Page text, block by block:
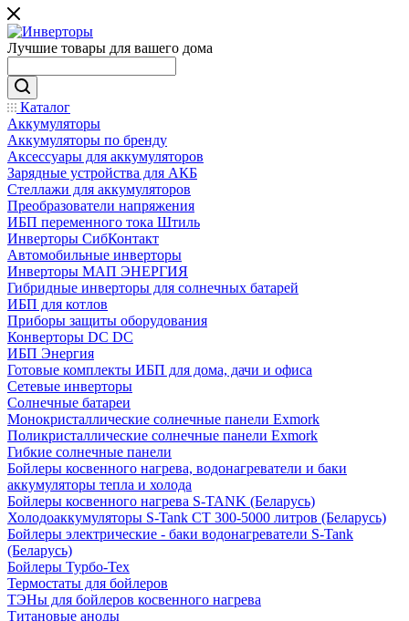
Лучшие товары для вашего дома
Каталог
Аккумуляторы
Аккумуляторы по бренду
Аксессуары для аккумуляторов
Зарядные устройства для АКБ
Стеллажи для аккумуляторов
Преобразователи напряжения
ИБП переменного тока Штиль
Инверторы СибКонтакт
Автомобильные инверторы
Инверторы МАП ЭНЕРГИЯ
Гибридные инверторы для солнечных батарей
ИБП для котлов
Приборы защиты оборудования
Конверторы DC DC
ИБП Энергия
Готовые комплекты ИБП для дома, дачи и офиса
Сетевые инверторы
Солнечные батареи
Монокристаллические солнечные панели Exmork
Поликристаллические солнечные панели Exmork
Гибкие солнечные панели
Бойлеры косвенного нагрева, водонагреватели и баки
аккумуляторы тепла и холода
Бойлеры косвенного нагрева S-TANK (Беларусь)
Холодоаккумуляторы S-Tank СТ 300-5000 литров (Беларусь)
Бойлеры электрические - баки водонагреватели S-Tank
(Беларусь)
Бойлеры Турбо-Тех
Термостаты для бойлеров
ТЭНы для бойлеров косвенного нагрева
Титановые аноды